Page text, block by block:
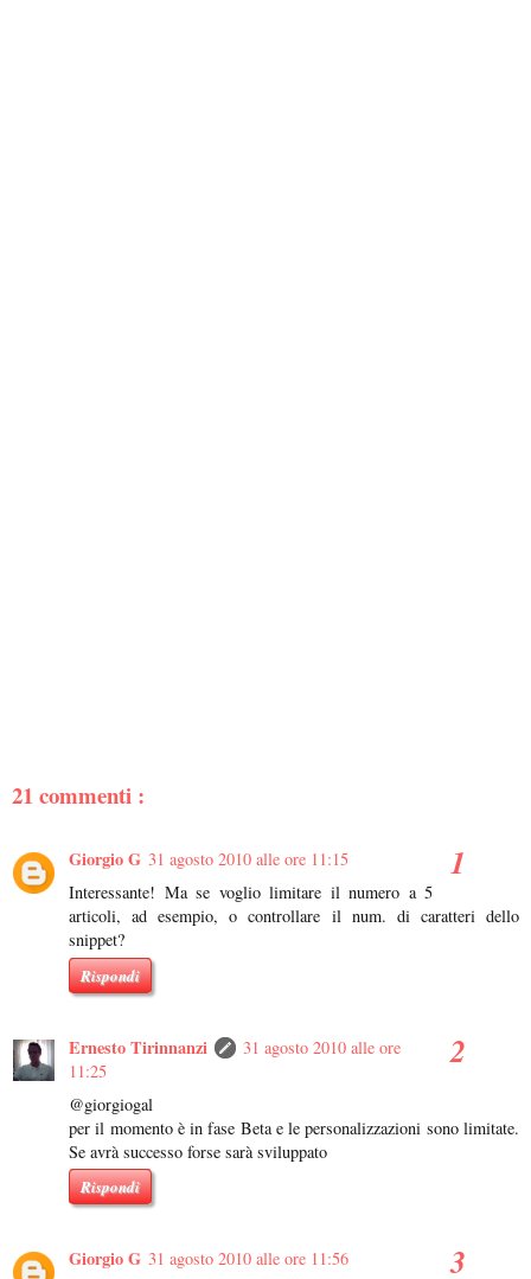
21 commenti :
Giorgio G 31 agosto 2010 alle ore 11:15
Interessante! Ma se voglio limitare il numero a 5
articoli, ad esempio, o controllare il num. di caratteri dello
snippet?
Rispondi
Ernesto Tirinnanzi
31 agosto 2010 alle ore
11:25
@giorgiogal
per il momento è in fase Beta e le personalizzazioni sono limitate.
Se avrà successo forse sarà sviluppato
Rispondi
Giorgio G 31 agosto 2010 alle ore 11:56